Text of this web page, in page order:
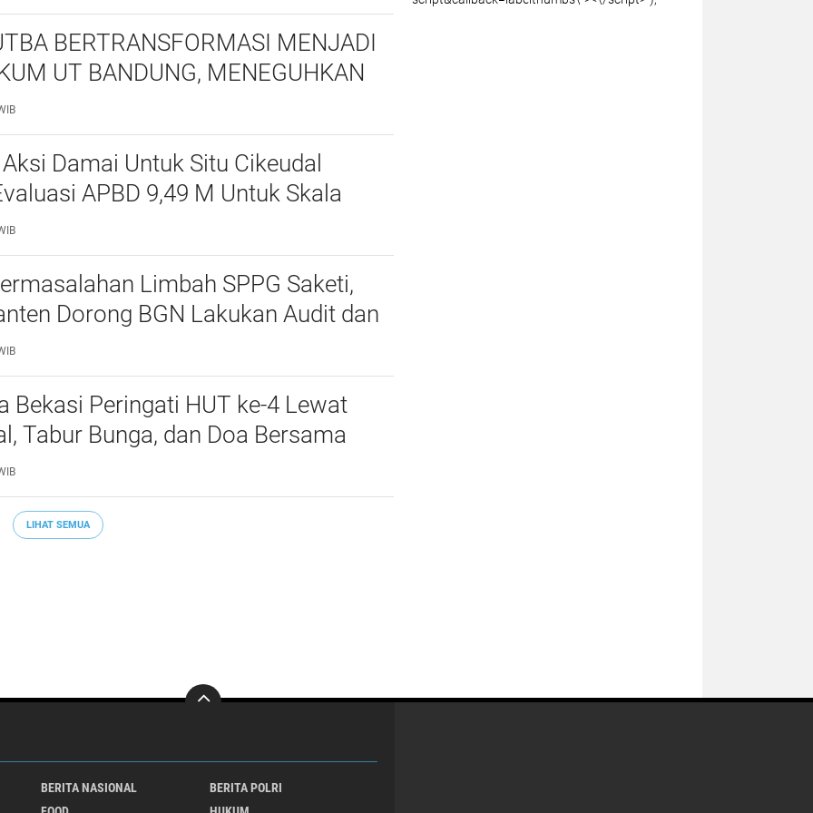
BERTRANSFORMASI MENJADI
UT BANDUNG, MENEGUHKAN
ORGANISASI MAHASISWA HUKUM
TERBUKA
Damai Untuk Situ Cikeudal
APBD 9,49 M Untuk Skala
Kebutuhan Dasar Masyarakat
nya Butuh Kawasa
Limbah SPPG Saketi,
Dorong BGN Lakukan Audit dan
Bekasi Peringati HUT ke-4 Lewat
Tabur Bunga, dan Doa Bersama
Anggota
LIHAT SEMUA
BERITA NASIONAL
BERITA POLRI